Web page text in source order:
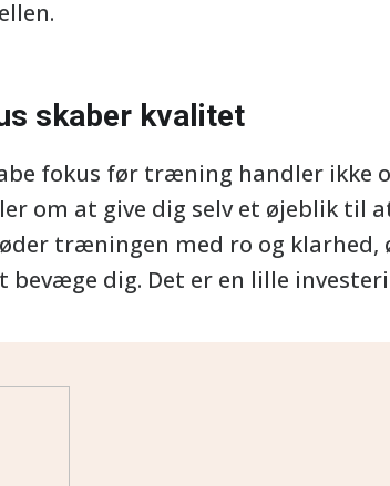
skaber kvalitet
fokus før træning handler ikke
om at give dig selv et øjeblik til
træningen med ro og
bevæge dig. Det er en lille